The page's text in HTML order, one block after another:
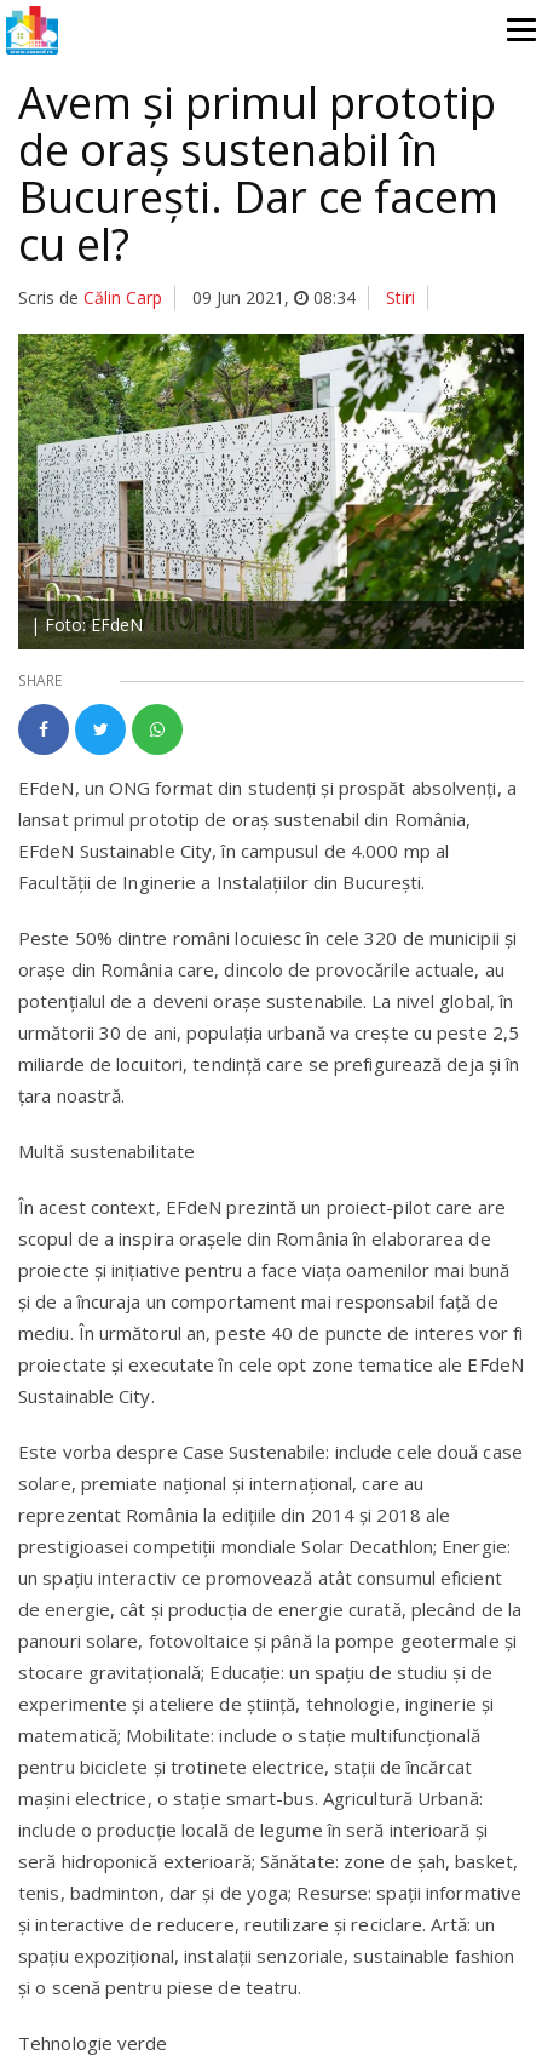
Avem și primul prototip
de oraș sustenabil în
București. Dar ce facem
cu el?
Scris de Călin Carp 09 Jun 2021 , 08:34 Stiri
| Foto: EFdeN
SHARE
EFdeN, un ONG format din studenți și prospăt absolvenți, a
lansat primul prototip de oraş sustenabil din România,
EFdeN Sustainable City, în campusul de 4.000 mp al
Facultăţii de Inginerie a Instalaţiilor din Bucureşti.
Peste 50% dintre români locuiesc în cele 320 de municipii şi
oraşe din România care, dincolo de provocările actuale, au
potenţialul de a deveni oraşe sustenabile. La nivel global, în
următorii 30 de ani, populaţia urbană va creşte cu peste 2,5
miliarde de locuitori, tendinţă care se prefigurează deja şi în
ţara noastră.
Multă sustenabilitate
În acest context, EFdeN prezintă un proiect-pilot care are
scopul de a inspira oraşele din România în elaborarea de
proiecte şi iniţiative pentru a face viaţa oamenilor mai bună
şi de a încuraja un comportament mai responsabil faţă de
mediu. În următorul an, peste 40 de puncte de interes vor fi
proiectate şi executate în cele opt zone tematice ale EFdeN
Sustainable City.
Este vorba despre Case Sustenabile: include cele două case
solare, premiate naţional şi internaţional, care au
reprezentat România la ediţiile din 2014 şi 2018 ale
prestigioasei competiţii mondiale Solar Decathlon; Energie:
un spaţiu interactiv ce promovează atât consumul eficient
de energie, cât şi producţia de energie curată, plecând de la
panouri solare, fotovoltaice şi până la pompe geotermale şi
stocare gravitaţională; Educaţie: un spaţiu de studiu şi de
experimente şi ateliere de ştiinţă, tehnologie, inginerie şi
matematică; Mobilitate: include o staţie multifuncţională
pentru biciclete şi trotinete electrice, staţii de încărcat
maşini electrice, o staţie smart-bus. Agricultură Urbană:
include o producţie locală de legume în seră interioară şi
seră hidroponică exterioară; Sănătate: zone de şah, basket,
tenis, badminton, dar şi de yoga; Resurse: spaţii informative
şi interactive de reducere, reutilizare şi reciclare. Artă: un
spaţiu expoziţional, instalaţii senzoriale, sustainable fashion
şi o scenă pentru piese de teatru.
Tehnologie verde